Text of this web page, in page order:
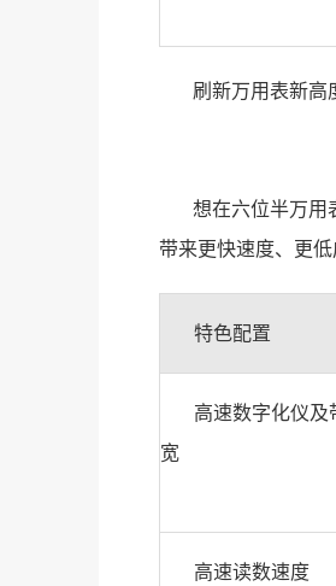
刷新万用表新高
想在六位半万用
带来更快速度、更低
特色配置
高速数字化仪及
宽
高速读数速度